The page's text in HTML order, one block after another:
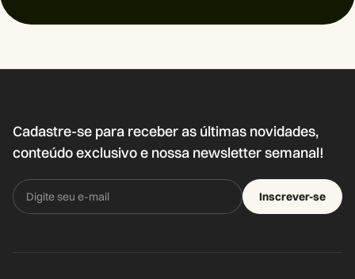
Cadastre-se para receber as últimas novidades,
conteúdo exclusivo e nossa newsletter semanal!
Inscrever-se